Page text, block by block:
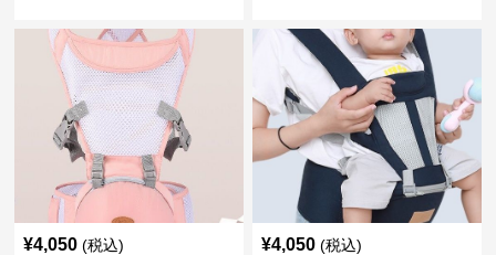
¥4,050 (税込) ¥4,050 (税込)